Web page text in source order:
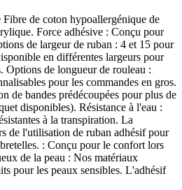
de coton hypoallergénique de
Force adhésive : Conçu pour
de largeur de ruban : 4 et 15 pour
en différentes largeurs pour
Options de longueur de rouleau :
pour les commandes en gros.
de bandes prédécoupées pour plus de
disponibles). Résistance à l'eau :
à la transpiration. La
de l'utilisation de ruban adhésif pour
: Conçu pour le confort lors
de la peau : Nos matériaux
pour les peaux sensibles. L'adhésif